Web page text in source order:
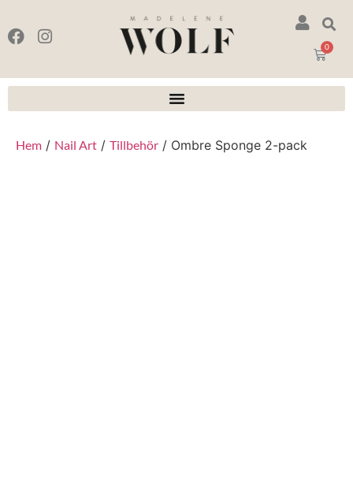
0
Hem / Nail Art / Tillbehör / Ombre Sponge 2-pack